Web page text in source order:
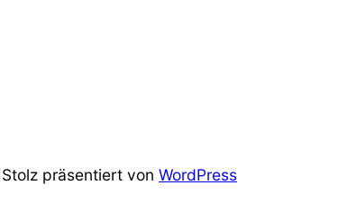
Stolz präsentiert von WordPress